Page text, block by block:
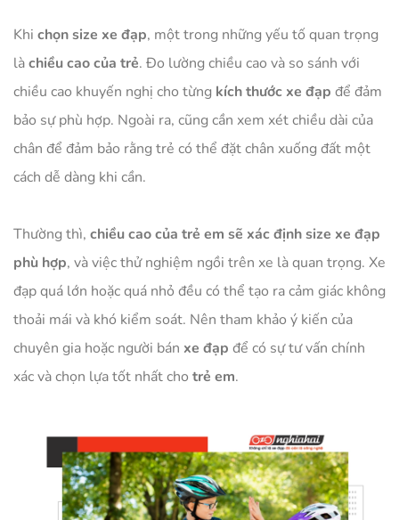
Khi chọn size xe đạp, một trong những yếu tố quan trọng
làchiều cao của trẻ. Đo lường chiều cao và so sánh với
chiều cao khuyến nghị cho từng kích thước xe đạp để đảm
bảo sự phù hợp. Ngoài ra, cũng cần xem xét chiều dài của
chân để đảm bảo rằng trẻ có thể đặt chân xuống đất một
cách dễ dàng khi cần.
Thường thì, chiều cao của trẻ em sẽ xác định size xe đạp
phù hợp, và việc thử nghiệm ngồi trên xe là quan trọng. Xe
đạp quá lớn hoặc quá nhỏ đều có thể tạo ra cảm giác không
thoải mái và khó kiểm soát. Nên tham khảo ý kiến của
chuyên gia hoặc người bán xe đạp để có sự tư vấn chính
xác và chọn lựa tốt nhất cho trẻ em.